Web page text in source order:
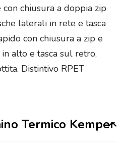
chiusura a doppia zip
laterali in rete e tasca
con chiusura a zip e
alto e tasca sul retro,
Distintivo RPET
Termico Kemper